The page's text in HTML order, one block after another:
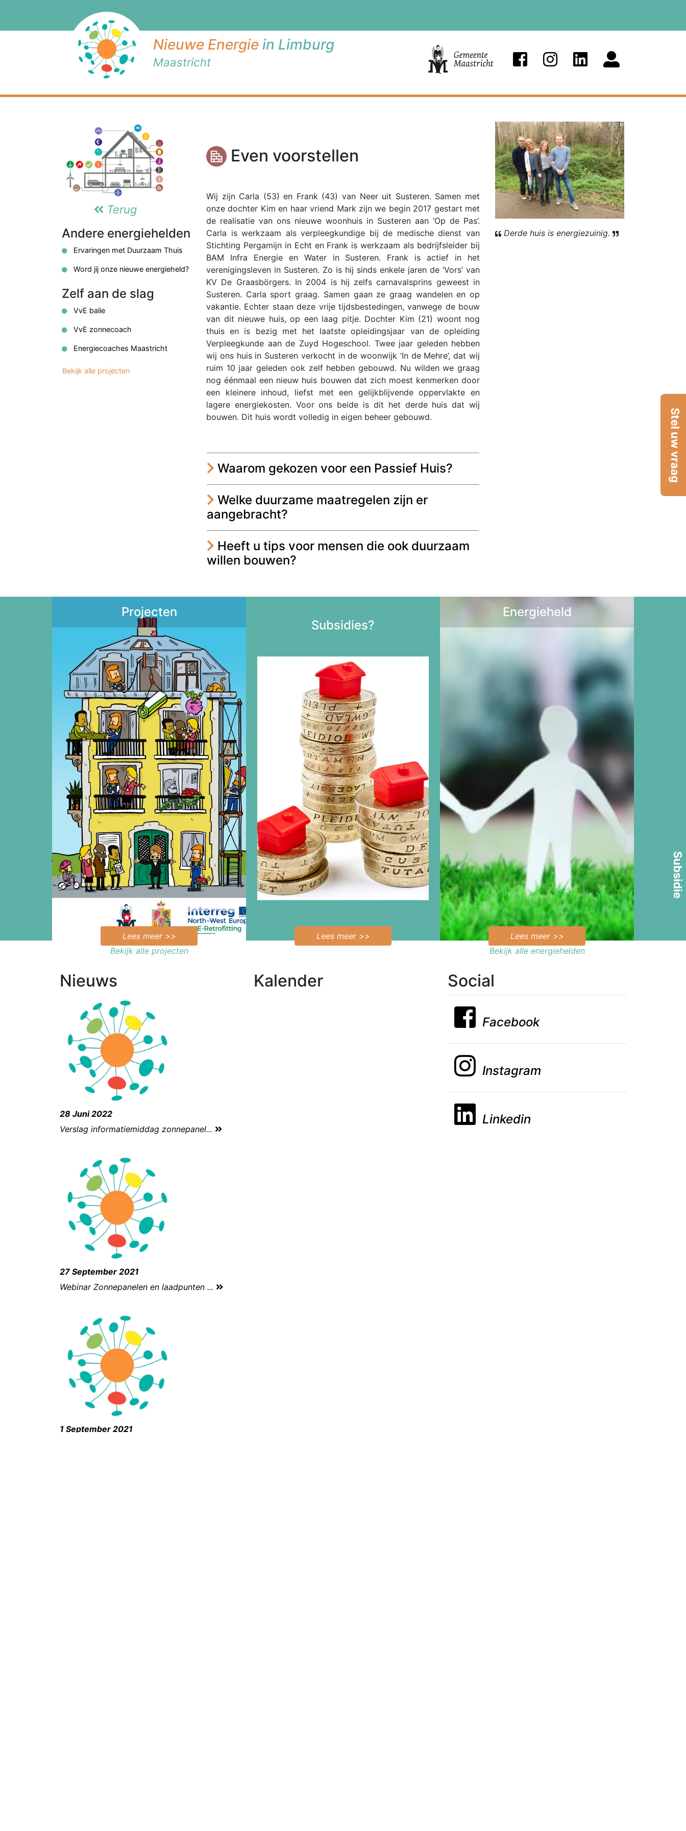
Stel uw vraag
Subsidie
Nieuwe Energie in Limburg
Maastricht
Terug
Andere energiehelden
Ervaringen met Duurzaam Thuis
Word jij onze nieuwe energieheld?
Zelf aan de slag
VvE balie
VvE zonnecoach
Energiecoaches Maastricht
Bekijk alle projecten
Even voorstellen
Wij zijn Carla (53) en Frank (43) van Neer uit Susteren. Samen met
onze dochter Kim en haar vriend Mark zijn we begin 2017 gestart met
de realisatie van ons nieuwe woonhuis in Susteren aan ‘Op de Pas’.
Carla is werkzaam als verpleegkundige bij de medische dienst van
Stichting Pergamijn in Echt en Frank is werkzaam als bedrijfsleider bij
BAM Infra Energie en Water in Susteren. Frank is actief in het
verenigingsleven in Susteren. Zo is hij sinds enkele jaren de ‘Vors’ van
KV De Graasbörgers. In 2004 is hij zelfs carnavalsprins geweest in
Susteren. Carla sport graag. Samen gaan ze graag wandelen en op
vakantie. Echter staan deze vrije tijdsbestedingen, vanwege de bouw
van dit nieuwe huis, op een laag pitje. Dochter Kim (21) woont nog
thuis en is bezig met het laatste opleidingsjaar van de opleiding
Verpleegkunde aan de Zuyd Hogeschool. Twee jaar geleden hebben
wij ons huis in Susteren verkocht in de woonwijk ‘In de Mehre’, dat wij
ruim 10 jaar geleden ook zelf hebben gebouwd. Nu wilden we graag
nog éénmaal een nieuw huis bouwen dat zich moest kenmerken door
een kleinere inhoud, liefst met een gelijkblijvende oppervlakte en
lagere energiekosten. Voor ons beide is dit het derde huis dat wij
bouwen. Dit huis wordt volledig in eigen beheer gebouwd.
Waarom gekozen voor een Passief Huis?
Welke duurzame maatregelen zijn er
aangebracht?
Heeft u tips voor mensen die ook duurzaam
willen bouwen?
Derde huis is energiezuinig.
Projecten
Lees meer >>
Bekijk alle projecten
Subsidies?
Lees meer >>
Energieheld
Lees meer >>
Bekijk alle energiehelden
Nieuws
28 Juni 2022
Verslag informatiemiddag zonnepanel...
27 September 2021
Webinar Zonnepanelen en laadpunten ...
1 September 2021
Kalender Social
Facebook
Instagram
Linkedin